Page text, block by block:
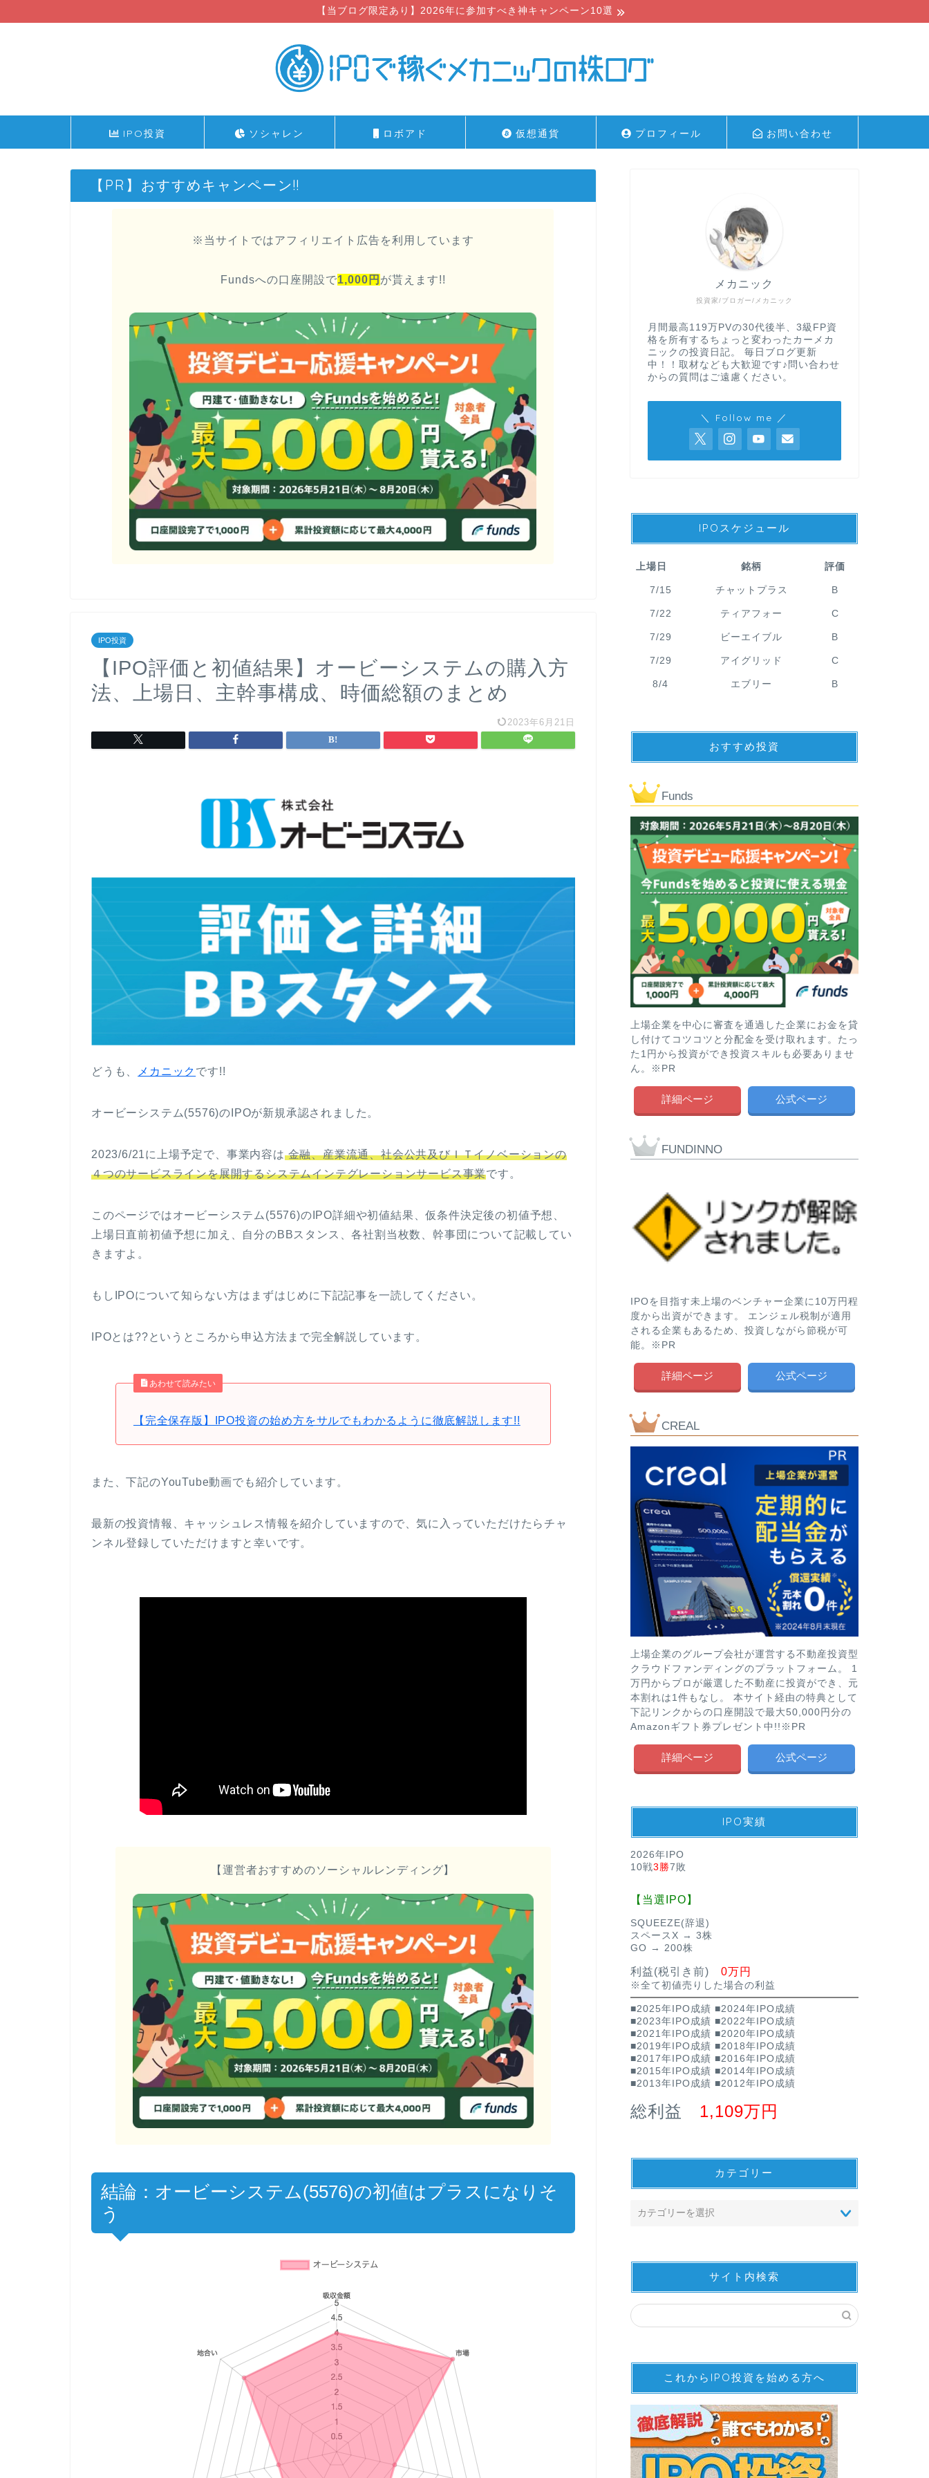
【当ブログ限定あり】2026年に参加すべき神キャンペーン10選
IPO投資 ソシャレン ロボアド 仮想通貨 プロフィール お問い合わせ
【PR】おすすめキャンペーン!!
※当サイトではアフィリエイト広告を利用しています
Fundsへの口座開設で1,000円 が貰えます!!
IPO投資
【IPO評価と初値結果】オービーシステムの購入方
法、上場日、主幹事構成、時価総額のまとめ
2023年6月21日
どうも、 メカニック です!!
オービーシステム(5576)のIPOが新規承認されました。
2023/6/21に上場予定で、事業内容は金融、産業流通、社会公共及びＩＴイノベーションの
４つのサービスラインを展開するシステムインテグレーションサービス事業です。
このページではオービーシステム(5576)のIPO詳細や初値結果、仮条件決定後の初値予想、
上場日直前初値予想に加え、自分のBBスタンス、各社割当枚数、幹事団について記載してい
きますよ。
もしIPOについて知らない方はまずはじめに下記記事を一読してください。
IPOとは??というところから申込方法まで完全解説しています。
あわせて読みたい
【完全保存版】IPO投資の始め方をサルでもわかるように徹底解説します!!
また、下記のYouTube動画でも紹介しています。
最新の投資情報、キャッシュレス情報を紹介していますので、気に入っていただけたらチャ
ンネル登録していただけますと幸いです。
【運営者おすすめのソーシャルレンディング】
結論：オービーシステム(5576)の初値はプラスになりそ
う
投資家/ブロガー/メカニック
メカニック
月間最高119万PVの30代後半、3級FP資
格を所有するちょっと変わったカーメカ
ニックの投資日記。 毎日ブログ更新
中！！取材なども大歓迎です♪問い合わせ
からの質問はご遠慮ください。
＼ Follow me ／
IPOスケジュール
上場日 銘柄 評価
7/15 チャットプラス B
7/22 ティアフォー C
7/29 ビーエイブル B
7/29 アイグリッド C
8/4 エブリー B
おすすめ投資
Funds
上場企業を中心に審査を通過した企業にお金を貸
し付けてコツコツと分配金を受け取れます。たっ
た1円から投資ができ投資スキルも必要ありませ
ん。※PR
詳細ページ 公式ページ
FUNDINNO
IPOを目指す未上場のベンチャー企業に10万円程
度から出資ができます。 エンジェル税制が適用
される企業もあるため、投資しながら節税が可
能。※PR
詳細ページ 公式ページ
CREAL
上場企業のグループ会社が運営する不動産投資型
クラウドファンディングのプラットフォーム。 1
万円からプロが厳選した不動産に投資ができ、元
本割れは1件もなし。 本サイト経由の特典として
下記リンクからの口座開設で最大50,000円分の
Amazonギフト券プレゼント中!!※PR
詳細ページ 公式ページ
IPO実績
2026年IPO
10戦3勝7敗
【当選IPO】
SQUEEZE(辞退)
スペースX → 3株
GO → 200株
利益(税引き前) 0万円
※全て初値売りした場合の利益
■2025年IPO成績 ■2024年IPO成績
■2023年IPO成績 ■2022年IPO成績
■2021年IPO成績 ■2020年IPO成績
■2019年IPO成績 ■2018年IPO成績
■2017年IPO成績 ■2016年IPO成績
■2015年IPO成績 ■2014年IPO成績
■2013年IPO成績 ■2012年IPO成績
総利益 1,109万円
カテゴリー
サイト内検索
これからIPO投資を始める方へ